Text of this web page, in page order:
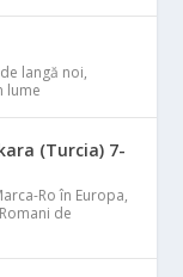
langă noi,
lume
(Turcia) 7-
Ro în Europa,
Romani de